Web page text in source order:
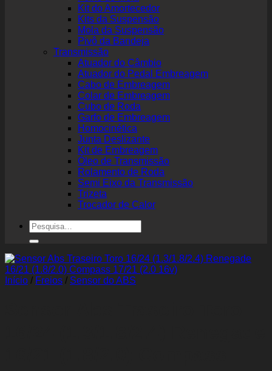
Kit do Amortecedor
Kits da Suspensão
Mola da Suspensão
Pivô da Bandeja
Transmissão
Atuador do Câmbio
Atuador do Pedal Embreagem
Cabo de Embreagem
Colar de Embreagem
Cubo de Roda
Garfo de Embreagem
Homocinética
Junta Deslizante
Kit de Embreagem
Óleo de Transmissão
Rolamento de Roda
Semi Eixo da Transmissão
Trizeta
Trocador de Calor
Pesquisar
por:
Início / Freios / Sensor do ABS